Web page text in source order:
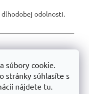
súbory cookie.
stránky súhlasíte s
nájdete tu.
odolnosti.
na trhu:
🏆